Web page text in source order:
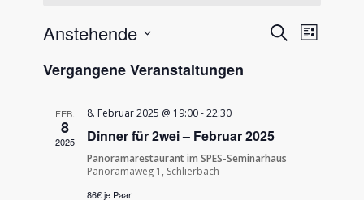
SucheListe
Anstehende
wählen.
Vergangene Veranstaltungen
FEB.
8
2025
8. Februar 2025 @ 19:00-22:30
Dinner für 2wei – Februar 2025
Panoramarestaurant im SPES-Seminarhaus
Panoramaweg 1, Schlierbach
86€ je Paar